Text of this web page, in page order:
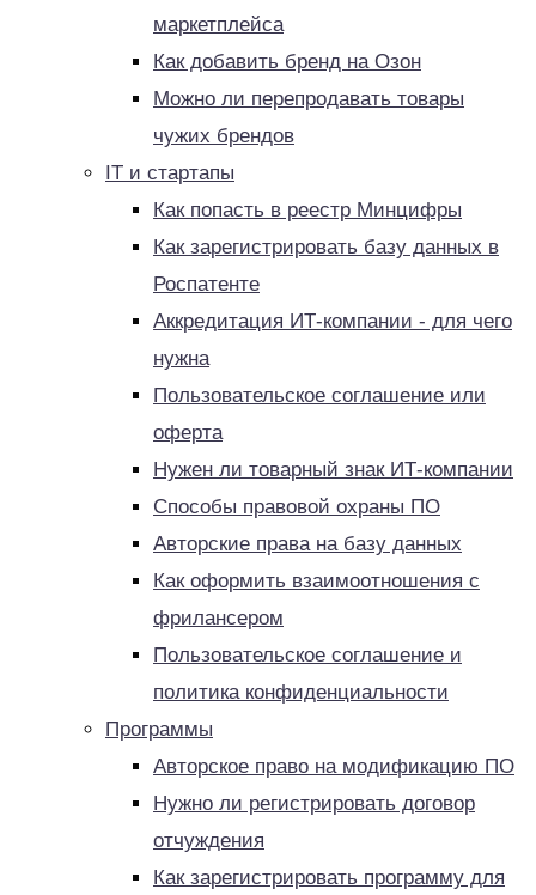
маркетплейса
Как добавить бренд на Озон
Можно ли перепродавать товары
чужих брендов
IT и стартапы
Как попасть в реестр Минцифры
Как зарегистрировать базу данных в
Роспатенте
Аккредитация ИТ-компании - для чего
нужна
Пользовательское соглашение или
оферта
Нужен ли товарный знак ИТ-компании
Способы правовой охраны ПО
Авторские права на базу данных
Как оформить взаимоотношения с
фрилансером
Пользовательское соглашение и
политика конфиденциальности
Программы
Авторское право на модификацию ПО
Нужно ли регистрировать договор
отчуждения
Как зарегистрировать программу для